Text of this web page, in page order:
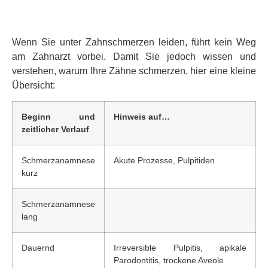
Wenn Sie unter Zahnschmerzen leiden, führt kein Weg
am Zahnarzt vorbei. Damit Sie jedoch wissen und
verstehen, warum Ihre Zähne schmerzen, hier eine kleine
Übersicht:
Beginn und
zeitlicher Verlauf
Hinweis auf…
Schmerzanamnese
kurz
Akute Prozesse, Pulpitiden
Schmerzanamnese
lang
Dauernd
Irreversible Pulpitis, apikale
Parodontitis, trockene Aveole